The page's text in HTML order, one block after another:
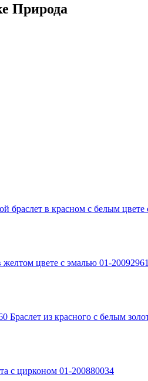
Природа
браслет в красном с белым
желтом цвете с эмалью 01-
Браслет из красного с белым
с цирконом 01-200880034